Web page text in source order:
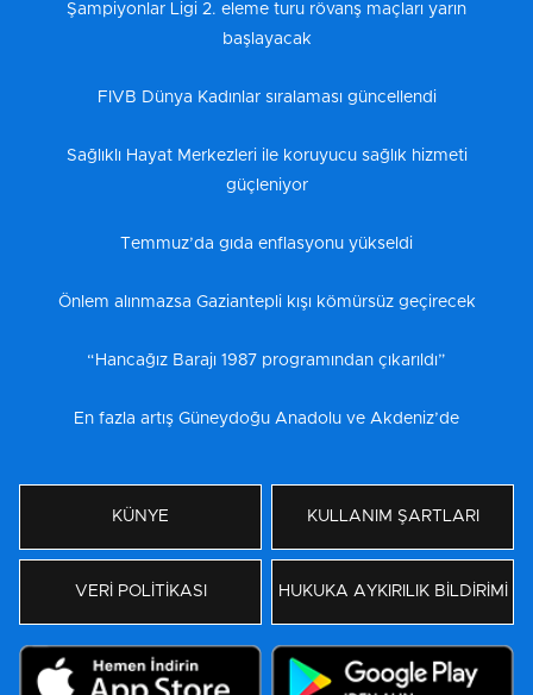
Şampiyonlar Ligi 2. eleme turu rövanş maçları yarın
başlayacak
FIVB Dünya Kadınlar sıralaması güncellendi
Sağlıklı Hayat Merkezleri ile koruyucu sağlık hizmeti
güçleniyor
Temmuz’da gıda enflasyonu yükseldi
Önlem alınmazsa Gaziantepli kışı kömürsüz geçirecek
“Hancağız Barajı 1987 programından çıkarıldı”
En fazla artış Güneydoğu Anadolu ve Akdeniz’de
KÜNYE KULLANIM ŞARTLARI
VERİ POLİTİKASI HUKUKA AYKIRILIK BİLDİRİMİ